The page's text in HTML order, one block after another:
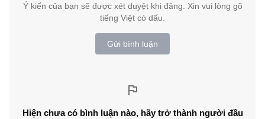
Ý kiến của bạn sẽ được xét duyệt khi đăng. Xin vui lòng gõ
tiếng Việt có dấu.
Gửi bình luận
Hiện chưa có bình luận nào, hãy trở thành người đầu